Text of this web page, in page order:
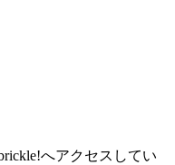
へアクセスしてい